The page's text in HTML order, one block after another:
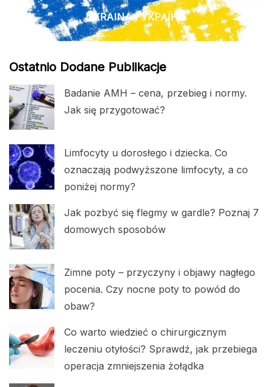
UKRAINA / УКРАЇНА
Ostatnio Dodane Publikacje
Badanie AMH – cena, przebieg i normy.
Jak się przygotować?
Limfocyty u dorosłego i dziecka. Co
oznaczają podwyższone limfocyty, a co
poniżej normy?
Jak pozbyć się flegmy w gardle? Poznaj 7
domowych sposobów
Zimne poty – przyczyny i objawy nagłego
pocenia. Czy nocne poty to powód do
obaw?
Co warto wiedzieć o chirurgicznym
leczeniu otyłości? Sprawdź, jak przebiega
operacja zmniejszenia żołądka